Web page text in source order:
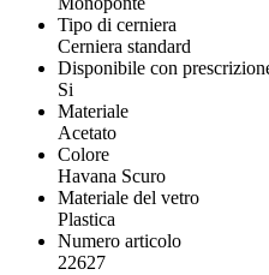
Tipo di cerniera
Cerniera standard
Disponibile con
Si
Materiale
Acetato
Colore
Havana Scuro
Materiale del vetro
Plastica
Numero articolo
22627